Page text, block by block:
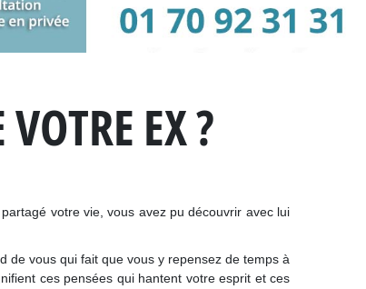
EX ?
votre vie, vous avez pu découvrir avec lui
de vous qui fait que vous y repensez de temps à
ces pensées qui hantent votre esprit et ces